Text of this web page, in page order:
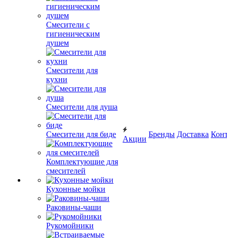
Смесители с
гигиеническим
душем
Смесители для
кухни
Смесители для душа
Смесители для биде
Комплектующие для
смесителей
Кухонные мойки
Раковины-чаши
Рукомойники
Акции
Бренды Доставка